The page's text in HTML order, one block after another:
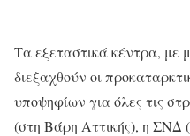
Τα εξεταστικά κέντρα, με
διεξαχθούν οι
υποψηφίων για όλες τις
(στη Βάρη Αττικής), η ΣΝΔ